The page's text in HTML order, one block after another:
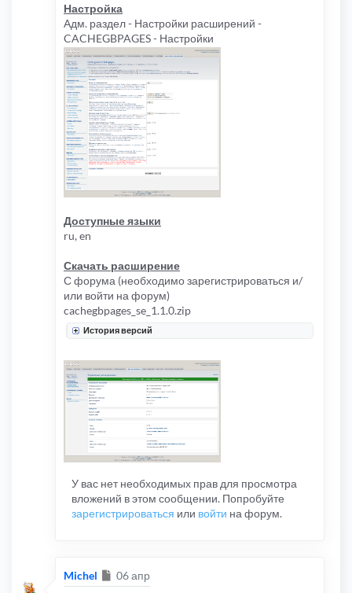
Настройка
Адм. раздел - Настройки расширений -
CACHEGBPAGES - Настройки
Доступные языки
ru, en
Скачать расширение
С форума (необходимо зарегистрироваться и/
или войти на форум)
cachegbpages_se_1.1.0.zip
История версий
У вас нет необходимых прав для просмотра
вложений в этом сообщении. Попробуйте
зарегистрироваться или войти на форум.
Michel Сообщение
06 апр